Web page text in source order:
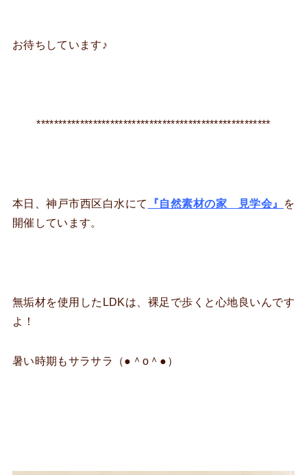
お待ちしています♪
******************************************************
本日、神戸市西区白水にて 『自然素材の家 見学会』
を
開催しています。
無垢材を使用したLDKは、裸足で歩くと心地良いんです
よ！
暑い時期もサラサラ（●＾o＾●）